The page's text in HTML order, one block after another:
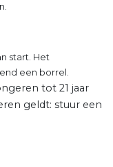
start. Het
een borrel.
tot 21 jaar
geldt: stuur een